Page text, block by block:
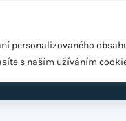
personalizovaného
s naším užíváním